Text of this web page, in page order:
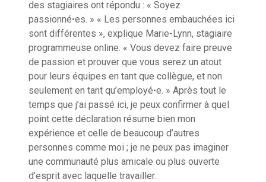
des stagiaires ont répondu : « Soyez
passionnéꞏes. » « Les personnes embauchées ici
sont différentes », explique Marie-Lynn, stagiaire
programmeuse online. « Vous devez faire preuve
de passion et prouver que vous serez un atout
pour leurs équipes en tant que collègue, et non
seulement en tant qu’employéꞏe. » Après tout le
temps que j’ai passé ici, je peux confirmer à quel
point cette déclaration résume bien mon
expérience et celle de beaucoup d’autres
personnes comme moi ; je ne peux pas imaginer
une communauté plus amicale ou plus ouverte
d’esprit avec laquelle travailler.